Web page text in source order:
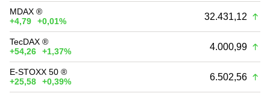
MDAX ®
+4,79
+0,01% 32.431,12
TecDAX ®
+54,26
+1,37% 4.000,99
E-STOXX 50 ®
+25,58
+0,39% 6.502,56